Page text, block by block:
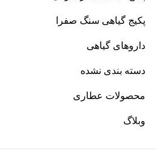
پکیج گیاهی سنگ صفرا
داروهای گیاهی
دسته بندی نشده
محصولات عطاری
وبلاگ